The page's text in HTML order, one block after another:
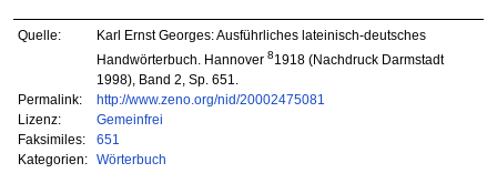
Quelle:
Karl Ernst Georges: Ausführliches lateinisch-deutsches
Handwörterbuch. Hannover 81918 (Nachdruck Darmstadt
1998), Band 2, Sp. 651.
Permalink:
http://www.zeno.org/nid/20002475081
Lizenz:
Gemeinfrei
Faksimiles:
651
Kategorien:
Wörterbuch